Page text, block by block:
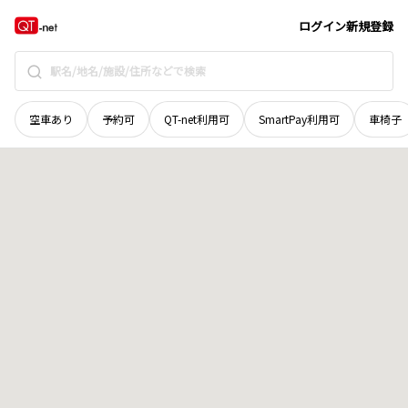
ログイン新規登録
空車あり 予約可 QT-net利用可 SmartPay利用可 車椅子
山口県